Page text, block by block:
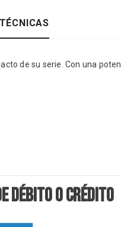
de su serie. Con una
DÉBITO O CRÉDITO